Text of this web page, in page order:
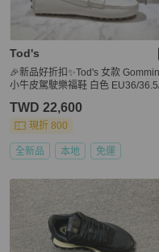
Tod's
🎉新品好折扣✨Tod's 女款
小牛皮駕駛樂福鞋 白色 EU36/
TWD 22,600
現折 800
全新品 本地 免運